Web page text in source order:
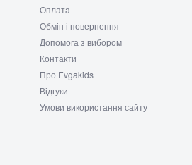
Оплата
Обмін і повернення
Допомога з вибором
Контакти
Про Evgakids
Відгуки
Умови використання сайту